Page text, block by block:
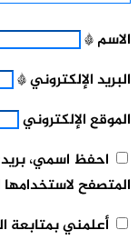
الاسم*
البريد الإلكتروني*
الموقع الإلكتروني
احفظ اسمي،
المتصفح
أعلمني بمتابعة